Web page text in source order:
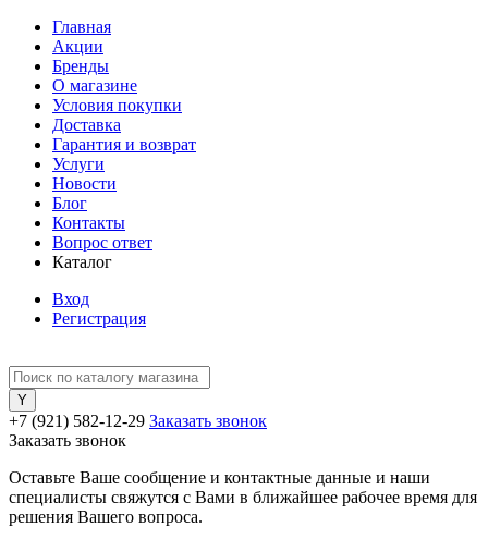
Главная
Акции
Бренды
О магазине
Условия покупки
Доставка
Гарантия и возврат
Услуги
Новости
Блог
Контакты
Вопрос ответ
Каталог
Вход
Регистрация
+7 (921) 582-12-29 Заказать звонок
Заказать звонок
Оставьте Ваше сообщение и контактные данные и наши
специалисты свяжутся с Вами в ближайшее рабочее время для
решения Вашего вопроса.